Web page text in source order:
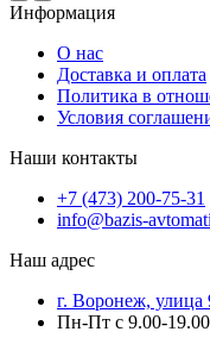
Информация
О нас
Доставка и оплата
Политика в
Условия
Наши контакты
+7 (473) 200-75-31
info@bazis-
Наш адрес
г. Воронеж, улица
Пн-Пт с 9.00-19.00